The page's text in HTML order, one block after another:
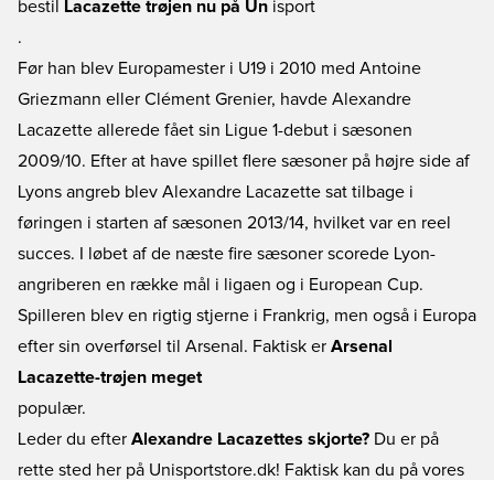
bestil Lacazette trøjen nu på Un isport
.
Før han blev Europamester i U19 i 2010 med Antoine
Griezmann eller Clément Grenier, havde Alexandre
Lacazette allerede fået sin Ligue 1-debut i sæsonen
2009/10. Efter at have spillet flere sæsoner på højre side af
Lyons angreb blev Alexandre Lacazette sat tilbage i
føringen i starten af sæsonen 2013/14, hvilket var en reel
succes. I løbet af de næste fire sæsoner scorede Lyon-
angriberen en række mål i ligaen og i European Cup.
Spilleren blev en rigtig stjerne i Frankrig, men også i Europa
efter sin overførsel til Arsenal. Faktisk er Arsenal
Lacazette-trøjen meget
populær.
Leder du efter Alexandre Lacazettes skjorte? Du er på
rette sted her på Unisportstore.dk! Faktisk kan du på vores